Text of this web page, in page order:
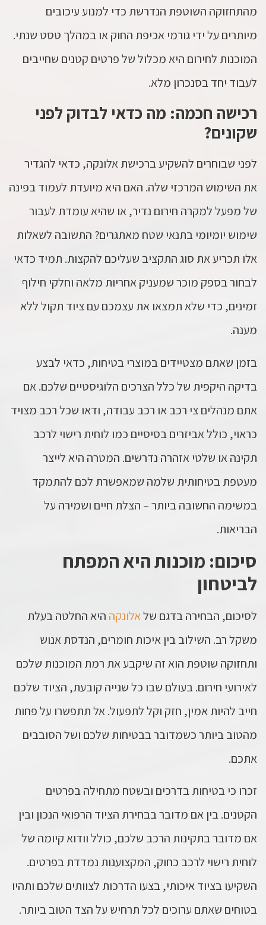
מהתחזוקה השוטפת הנדרשת כדי למנוע עיכובים
מיותרים על ידי גורמי אכיפת החוק או במהלך טסט שנתי.
המוכנות לחירום היא מכלול של פרטים קטנים שחייבים
לעבוד יחד בסנכרון מלא.
רכישה חכמה: מה כדאי לבדוק לפני
שקונים?
לפני שבוחרים להשקיע ברכישת אלונקה, כדאי להגדיר
את השימוש המרכזי שלה. האם היא מיועדת לעמוד בפינה
של מפעל למקרה חירום נדיר, או שהיא עומדת לעבור
שימוש יומיומי בתנאי שטח מאתגרים? התשובה לשאלות
אלו תכריע את סוג התקציב שעליכם להקצות. תמיד כדאי
לבחור בספק מוכר שמעניק אחריות מלאה וחלקי חילוף
זמינים, כדי שלא תמצאו את עצמכם עם ציוד תקול ללא
מענה.
בזמן שאתם מצטיידים במוצרי בטיחות, כדאי לבצע
בדיקה היקפית של כלל הצרכים הלוגיסטיים שלכם. אם
אתם מנהלים צי רכב או רכב עבודה, ודאו שכל רכב מצויד
כראוי, כולל אביזרים בסיסיים כמו לוחית רישוי לרכב
תקינה או שלטי אזהרה נדרשים. המטרה היא לייצר
מעטפת בטיחותית שלמה שמאפשרת לכם להתמקד
במשימה החשובה ביותר – הצלת חיים ושמירה על
הבריאות.
סיכום: מוכנות היא המפתח
לביטחון
לסיכום, הבחירה בדגם שלאלונקה היא החלטה בעלת
משקל רב. השילוב בין איכות חומרים, הנדסת אנוש
ותחזוקה שוטפת הוא זה שיקבע את רמת המוכנות שלכם
לאירועי חירום. בעולם שבו כל שנייה קובעת, הציוד שלכם
חייב להיות אמין, חזק וקל לתפעול. אל תתפשרו על פחות
מהטוב ביותר כשמדובר בבטיחות שלכם ושל הסובבים
אתכם.
זכרו כי בטיחות בדרכים ובשטח מתחילה בפרטים
הקטנים. בין אם מדובר בבחירת הציוד הרפואי הנכון ובין
אם מדובר בתקינות הרכב שלכם, כולל וודוא קיומה של
לוחית רישוי לרכב כחוק, המקצוענות נמדדת בפרטים.
השקיעו בציוד איכותי, בצעו הדרכות לצוותים שלכם ותהיו
בטוחים שאתם ערוכים לכל תרחיש על הצד הטוב ביותר.